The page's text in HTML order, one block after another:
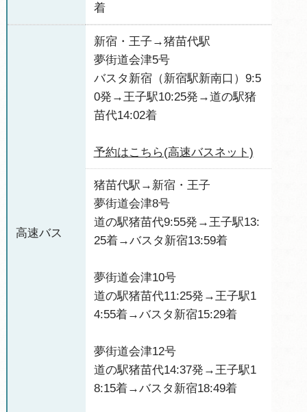
着
高速バス
新宿・王子→猪苗代駅
夢街道会津5号
バスタ新宿（新宿駅新南口）9:5
0発→王子駅10:25発→道の駅猪
苗代14:02着
予約はこちら(高速バスネット)
猪苗代駅→新宿・王子
夢街道会津8号
道の駅猪苗代9:55発→王子駅13:
25着→バスタ新宿13:59着
夢街道会津10号
道の駅猪苗代11:25発→王子駅1
4:55着→バスタ新宿15:29着
夢街道会津12号
道の駅猪苗代14:37発→王子駅1
8:15着→バスタ新宿18:49着